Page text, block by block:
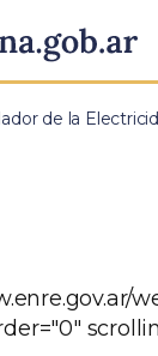
principal
de la